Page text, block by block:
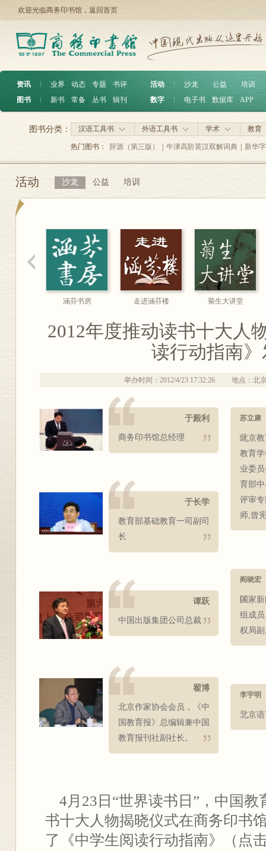
欢迎光临商务印书馆， 返回首页
资讯 ︱ 业界 动态 专题
书评
图书
︱ 新书 常备 丛书 辑刊
活动 沙龙 公益
培训
数字
电子书 数据库 APP
汉语工具书 外语工具书 学术 教育
图书分类：
热门图书： 辞源（第三版） 牛津高阶英汉双解词典 新华
活动 沙龙 公益 培训
涵芬书房 走进涵芬楼 菊生大讲堂
2012年度推动读书十大人
读行动指南
举办时间：2012/4/23 17:32:26 地点：北
于殿利
商务印书馆总经理
于长学
教育部基础教育一司副司
长
谭跃
中国出版集团公司总裁
翟博
北京作家协会会员，《中
国教育报》总编辑兼中国
教育报刊社副社长。
苏立康
北京
教育
业委
育部
评审
师,曾
阎晓宏
国家
组成
权局
李宇明
北京
4月23日“世界读书日”，中国教
书十大人物揭晓仪式在商务印书
了《中学生阅读行动指南》（点